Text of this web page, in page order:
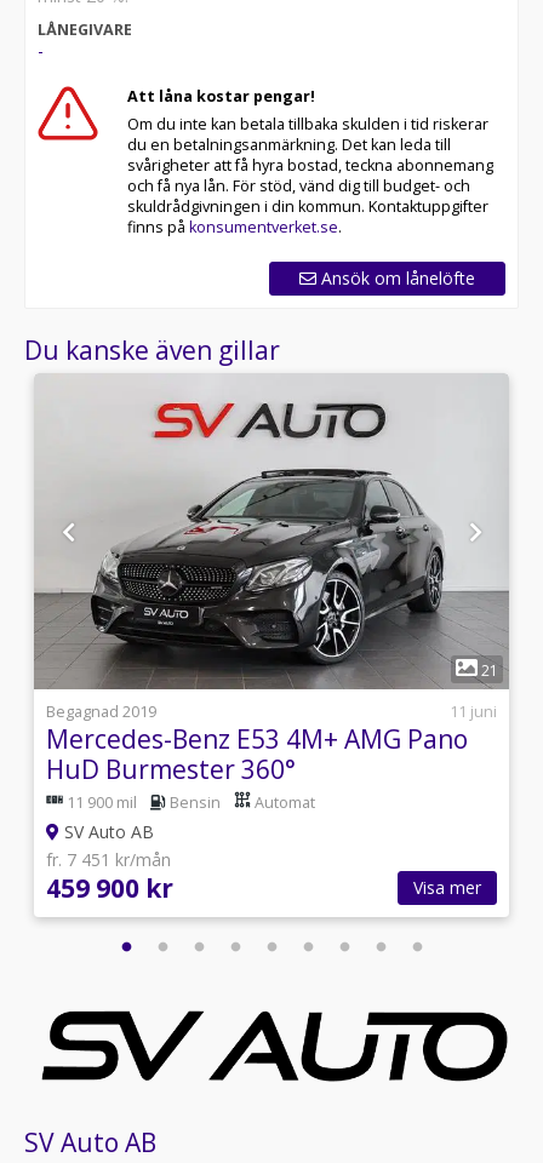
LÅNEGIVARE
-
Att låna kostar pengar!
Om du inte kan betala tillbaka skulden i tid riskerar
du en betalningsanmärkning. Det kan leda till
svårigheter att få hyra bostad, teckna abonnemang
och få nya lån. För stöd, vänd dig till budget- och
skuldrådgivningen i din kommun. Kontaktuppgifter
finns på konsumentverket.se.
Ansök om lånelöfte
Du kanske även gillar
21
Begagnad 2019
11 juni
Mercedes-Benz E53 4M+ AMG Pano
HuD Burmester 360°
11 900 mil Bensin Automat
SV Auto AB
fr. 7 451 kr/mån
459 900 kr Visa mer
SV Auto AB